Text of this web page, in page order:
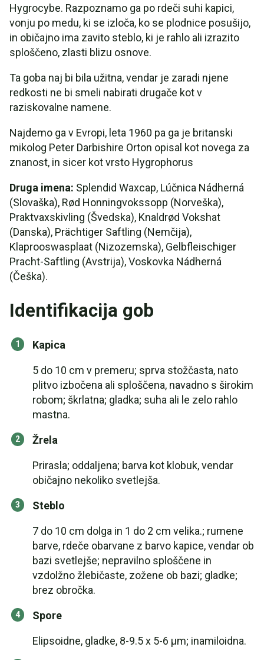
Hygrocybe. Razpoznamo ga po rdeči suhi kapici,
vonju po medu, ki se izloča, ko se plodnice posušijo,
in običajno ima zavito steblo, ki je rahlo ali izrazito
sploščeno, zlasti blizu osnove.
Ta goba naj bi bila užitna, vendar je zaradi njene
redkosti ne bi smeli nabirati drugače kot v
raziskovalne namene.
Najdemo ga v Evropi, leta 1960 pa ga je britanski
mikolog Peter Darbishire Orton opisal kot novega za
znanost, in sicer kot vrsto Hygrophorus
Druga imena: Splendid Waxcap, Lúčnica Nádherná
(Slovaška), Rød Honningvokssopp (Norveška),
Praktvaxskivling (Švedska), Knaldrød Vokshat
(Danska), Prächtiger Saftling (Nemčija),
Klaprooswasplaat (Nizozemska), Gelbfleischiger
Pracht-Saftling (Avstrija), Voskovka Nádherná
(Češka).
Identifikacija gob
Kapica
5 do 10 cm v premeru; sprva stožčasta, nato
plitvo izbočena ali sploščena, navadno s širokim
robom; škrlatna; gladka; suha ali le zelo rahlo
mastna.
Žrela
Prirasla; oddaljena; barva kot klobuk, vendar
običajno nekoliko svetlejša.
Steblo
7 do 10 cm dolga in 1 do 2 cm velika.; rumene
barve, rdeče obarvane z barvo kapice, vendar ob
bazi svetlejše; nepravilno sploščene in
vzdolžno žlebičaste, zožene ob bazi; gladke;
brez obročka.
Spore
Elipsoidne, gladke, 8-9.5 x 5-6 µm; inamiloidna.